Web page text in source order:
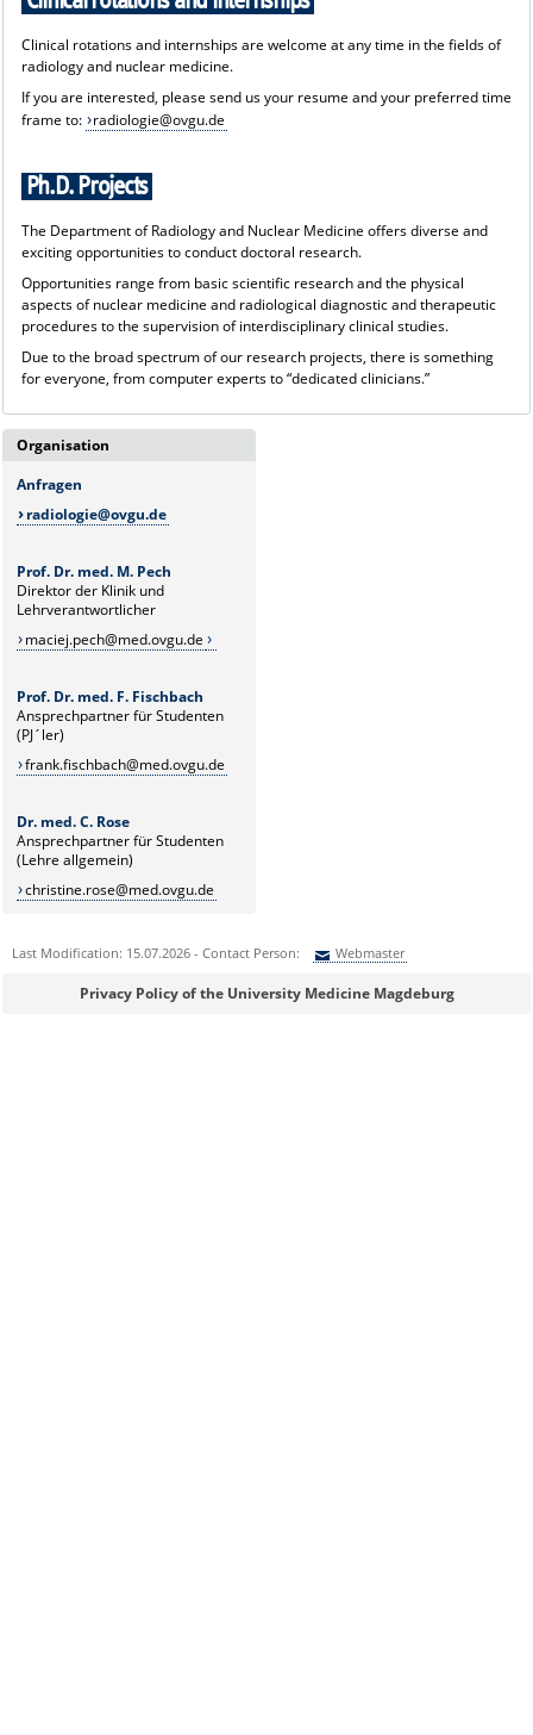
Clinical rotations and internships are welcome at any time in the fields of
radiology and nuclear medicine.
If you are interested, please send us your resume and your preferred time
frame to: radiologie@ovgu.de
Ph.D. Projects
The Department of Radiology and Nuclear Medicine offers diverse and
exciting opportunities to conduct doctoral research.
Opportunities range from basic scientific research and the physical
aspects of nuclear medicine and radiological diagnostic and therapeutic
procedures to the supervision of interdisciplinary clinical studies.
Due to the broad spectrum of our research projects, there is something
for everyone, from computer experts to “dedicated clinicians.”
Organisation
Anfragen
radiologie@ovgu.de
Prof. Dr. med. M. Pech
Direktor der Klinik und
Lehrverantwortlicher
maciej.pech@med.ovgu.de
Prof. Dr. med. F. Fischbach
Ansprechpartner für Studenten
(PJ´ler)
frank.fischbach@med.ovgu.de
Dr. med. C. Rose
Ansprechpartner für Studenten
(Lehre allgemein)
christine.rose@med.ovgu.de
Last Modification: 15.07.2026 - Contact Person: Webmaster
Sie können eine Nachricht versenden an:Webmaster
Privacy Policy of the University Medicine Magdeburg